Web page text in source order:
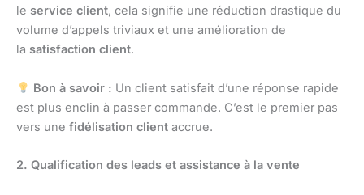
le service client, cela signifie une réduction drastique du
volume d’appels triviaux et une amélioration de
la satisfaction client.
Bon à savoir : Un client satisfait d’une réponse rapide
est plus enclin à passer commande. C’est le premier pas
vers une fidélisation client accrue.
2. Qualification des leads et assistance à la vente